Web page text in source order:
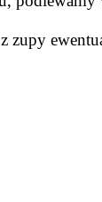
zupy